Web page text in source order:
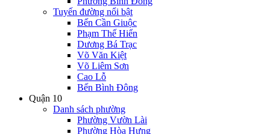
Tuyến đường nổi bật
Bến Cần Giuộc
Phạm Thế Hiển
Dương Bá Trạc
Võ Văn Kiệt
Võ Liêm Sơn
Cao Lỗ
Bến Bình Đông
Quận 10
Danh sách phường
Phường Vườn Lài
Phường Hòa Hưng